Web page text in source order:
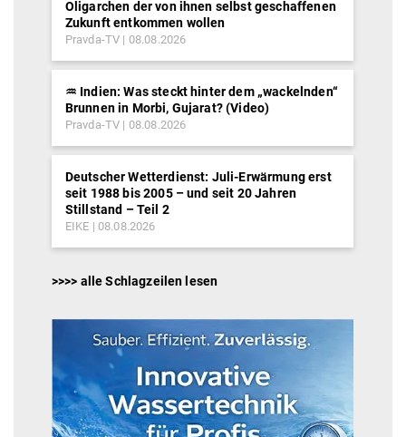
Oligarchen der von ihnen selbst geschaffenen
Zukunft entkommen wollen
Pravda-TV 08.08.2026
♒︎ Indien: Was steckt hinter dem „wackelnden“
Brunnen in Morbi, Gujarat? (Video)
Pravda-TV 08.08.2026
Deutscher Wetterdienst: Juli-Erwärmung erst
seit 1988 bis 2005 – und seit 20 Jahren
Stillstand – Teil 2
EIKE 08.08.2026
>>>> alle Schlagzeilen lesen